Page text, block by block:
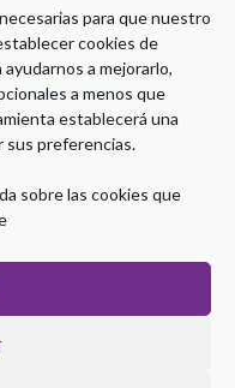
para que nuestro
cookies de
a mejorarlo,
a menos que
establecerá una
sus preferencias.
sobre las cookies que